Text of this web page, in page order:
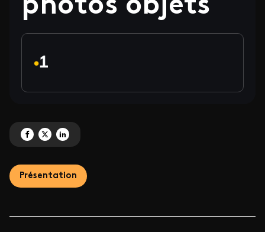
photos objets
Partagez ' Diaporama photos objets' sur Facebook
Partagez ' Diaporama photos objets' sur X
Partagez ' Diaporama photos objets' sur LinkedIn
Présentation